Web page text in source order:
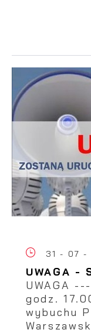
31 - 07 -
UWAGA -
UWAGA
godz.
wybuchu